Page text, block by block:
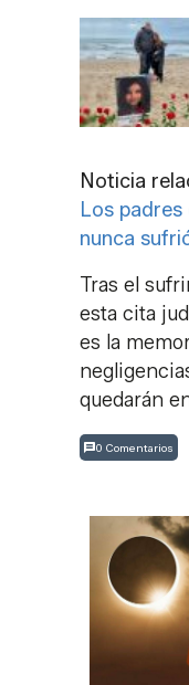
Noticia
Los
nunca
Tras el
esta cita
es la
quedarán
0 Comentarios